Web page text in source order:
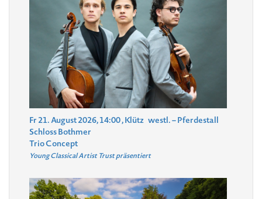
Fr 21. August 2026, 14:00, Klütz westl. – Pferdestall
Schloss Bothmer
Trio Concept
Young Classical Artist Trust präsentiert